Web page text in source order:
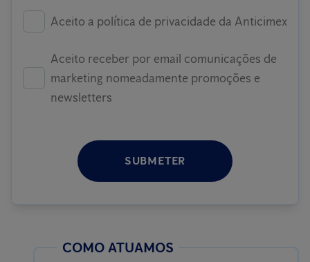
Aceito a política de privacidade da Anticimex
Aceito receber por email comunicações de
marketing nomeadamente promoções e
newsletters
SUBMETER
COMO ATUAMOS